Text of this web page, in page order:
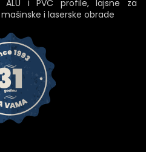
i PVC profile, lajsne za
i laserske obrade